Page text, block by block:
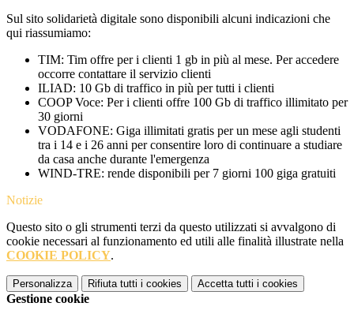
Sul sito solidarietà digitale sono disponibili alcuni indicazioni che
qui riassumiamo:
TIM: Tim offre per i clienti 1 gb in più al mese. Per accedere
occorre contattare il servizio clienti
ILIAD: 10 Gb di traffico in più per tutti i clienti
COOP Voce: Per i clienti offre 100 Gb di traffico illimitato per
30 giorni
VODAFONE: Giga illimitati gratis per un mese agli studenti
tra i 14 e i 26 anni per consentire loro di continuare a studiare
da casa anche durante l'emergenza
WIND-TRE: rende disponibili per 7 giorni 100 giga gratuiti
Notizie
Questo sito o gli strumenti terzi da questo utilizzati si avvalgono di
cookie necessari al funzionamento ed utili alle finalità illustrate nella
COOKIE POLICY.
Personalizza Rifiuta tutti i cookies Accetta tutti i cookies
Gestione cookie